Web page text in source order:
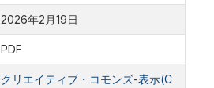
2026年2月19日
PDF
クリエイティブ・コモンズ-表示(C